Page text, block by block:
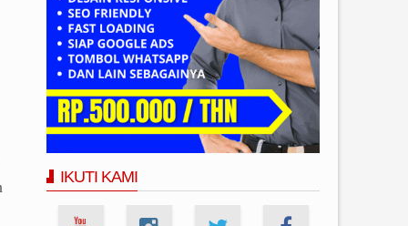
IKUTI KAMI